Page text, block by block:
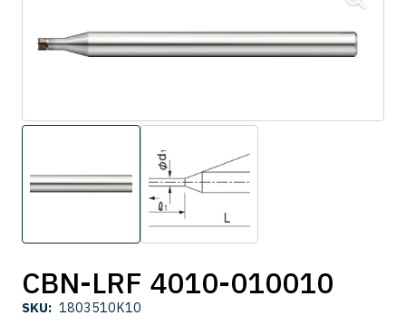
CBN-LRF 4010-010010
SKU: 1803510K10